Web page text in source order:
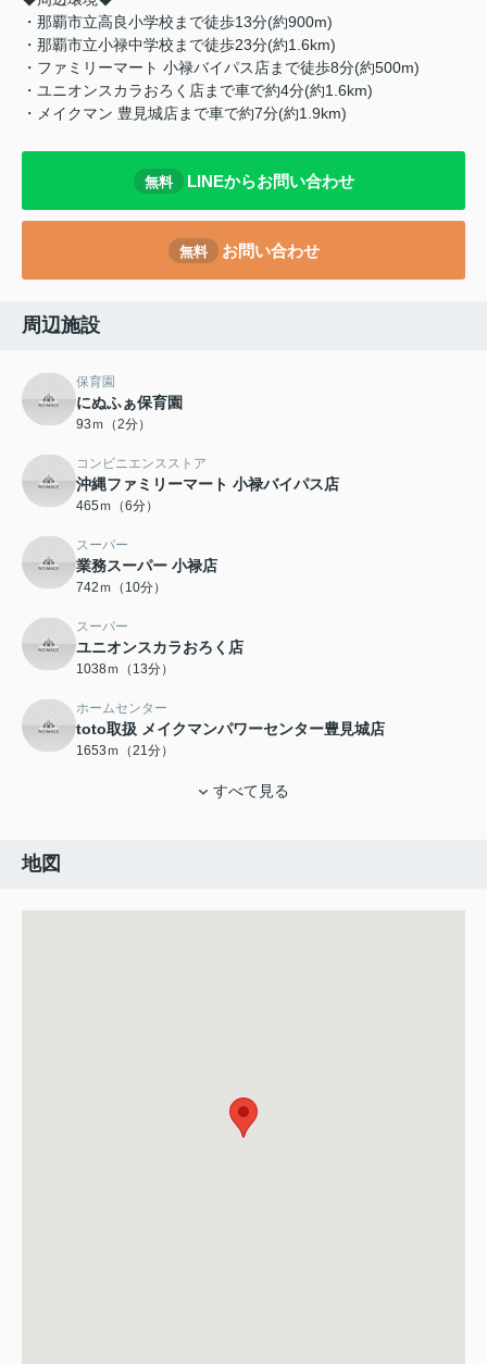
・那覇市立高良小学校まで徒歩13分(約900m)
・那覇市立小禄中学校まで徒歩23分(約1.6km)
・ファミリーマート 小禄バイパス店まで徒歩8分(約500m)
・ユニオンスカラおろく店まで車で約4分(約1.6km)
・メイクマン 豊見城店まで車で約7分(約1.9km)
無料 LINEからお問い合わせ
無料 お問い合わせ
周辺施設
保育園
にぬふぁ保育園
93ｍ（2分）
コンビニエンスストア
沖縄ファミリーマート 小禄バイパス店
465ｍ（6分）
スーパー
業務スーパー 小禄店
742ｍ（10分）
スーパー
ユニオンスカラおろく店
1038ｍ（13分）
ホームセンター
toto取扱 メイクマンパワーセンター豊見城店
1653ｍ（21分）
すべて見る
地図